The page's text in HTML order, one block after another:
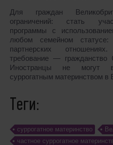
Для граждан
ограничений: стать
программы с
любом семейном
партнерских
требование ― гражданство
Иностранцы не могут
суррогатным материнством в
Теги:
cуррогатное материнство
частное суррогатное